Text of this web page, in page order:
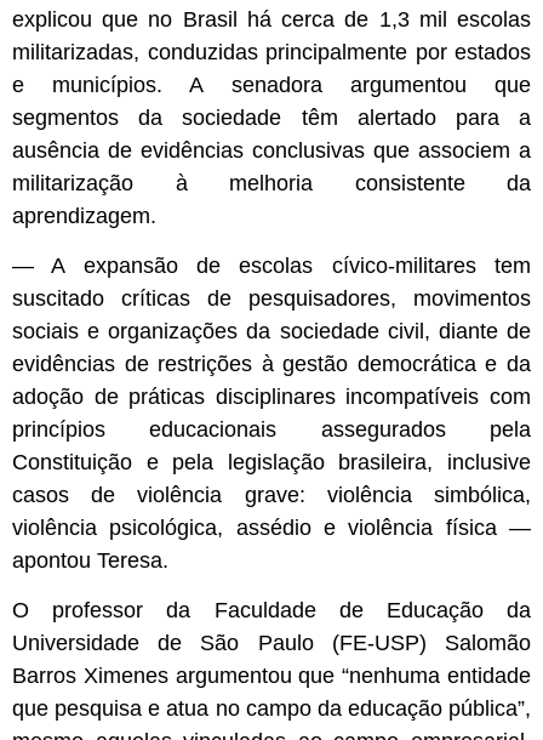
explicou que no Brasil há cerca de 1,3 mil escolas
militarizadas, conduzidas principalmente por estados
e municípios. A senadora argumentou que
segmentos da sociedade têm alertado para a
ausência de evidências conclusivas que associem a
militarização à melhoria consistente da
aprendizagem.
— A expansão de escolas cívico-militares tem
suscitado críticas de pesquisadores, movimentos
sociais e organizações da sociedade civil, diante de
evidências de restrições à gestão democrática e da
adoção de práticas disciplinares incompatíveis com
princípios educacionais assegurados pela
Constituição e pela legislação brasileira, inclusive
casos de violência grave: violência simbólica,
violência psicológica, assédio e violência física —
apontou Teresa.
O professor da Faculdade de Educação da
Universidade de São Paulo (FE-USP) Salomão
Barros Ximenes argumentou que “nenhuma entidade
que pesquisa e atua no campo da educação pública”,